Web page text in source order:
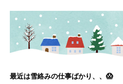
最近は雪絡みの仕事ばかり、、😱